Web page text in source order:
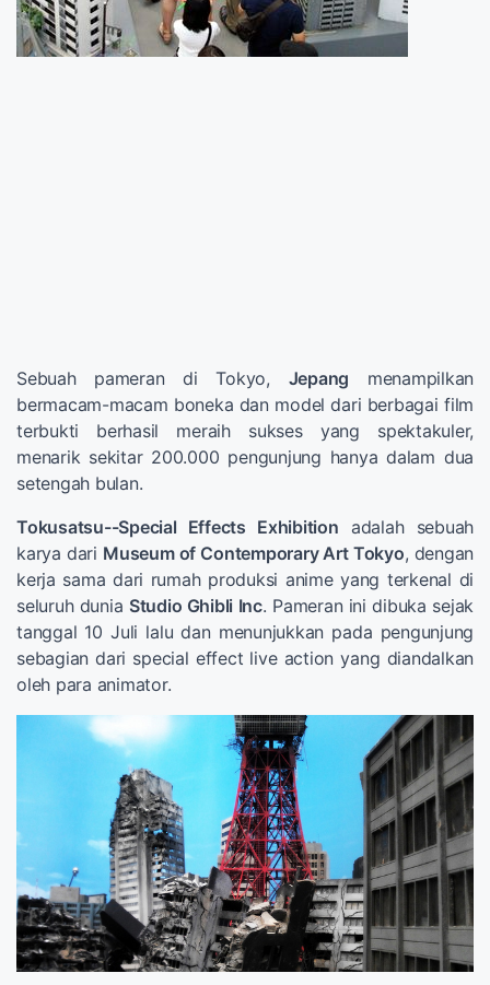
Sebuah pameran di Tokyo, Jepang menampilkan
bermacam-macam boneka dan model dari berbagai film
terbukti berhasil meraih sukses yang spektakuler,
menarik sekitar 200.000 pengunjung hanya dalam dua
setengah bulan.
Tokusatsu--Special Effects Exhibition adalah sebuah
karya dari Museum of Contemporary Art Tokyo, dengan
kerja sama dari rumah produksi anime yang terkenal di
seluruh dunia Studio Ghibli Inc. Pameran ini dibuka sejak
tanggal 10 Juli lalu dan menunjukkan pada pengunjung
sebagian dari special effect live action yang diandalkan
oleh para animator.